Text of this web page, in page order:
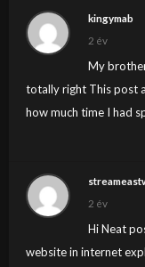
kingymab
2 év
My
totally right This post
how much time I had
2 év
Hi Neat
website in internet